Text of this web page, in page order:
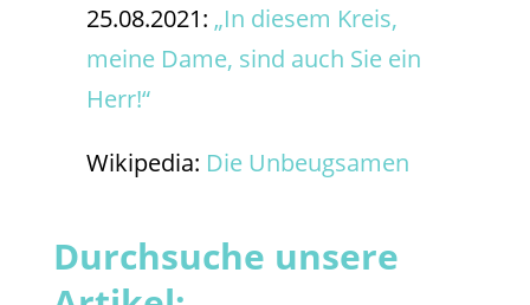
25.08.2021: „In diesem Kreis,
meine Dame, sind auch Sie ein
Herr!“
Wikipedia: Die Unbeugsamen
Durchsuche unsere